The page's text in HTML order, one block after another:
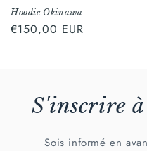
Hoodie Okinawa
Regular
€150,00 EUR
S'inscrire
Sois informé en